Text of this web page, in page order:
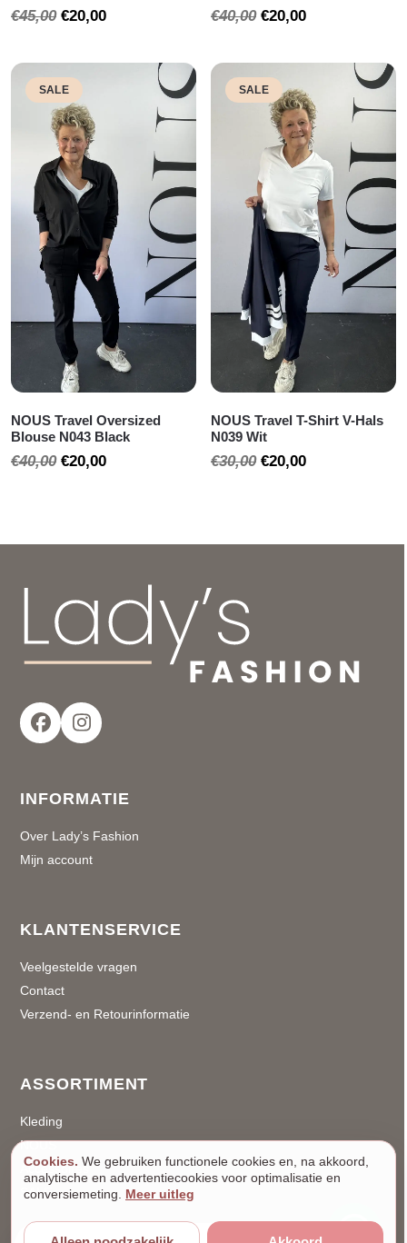
Cookies. We gebruiken functionele cookies en, na akkoord,
analytische en advertentiecookies voor optimalisatie en
conversiemeting. Meer uitleg
€45,00 Oorspronkelijke
€45,00.
€20,00Huidige
€20,00.
€40,00 Oorspronkelijke
€40,00.
€20,00Huidige
€20,00.
SALE
NOUS Travel Oversized
Blouse N043 Black
€40,00 Oorspronkelijke
€20,00Huidige
SALE
NOUS Travel T-Shirt V-Hals
N039 Wit
€30,00 Oorspronkelijke
€20,00Huidige
FacebookInstagram
INFORMATIE
Over Lady’s Fashion
Mijn account
KLANTENSERVICE
Veelgestelde vragen
Contact
Verzend- en Retourinformatie
ASSORTIMENT
Kleding
NOUS
Accessoires
SALE